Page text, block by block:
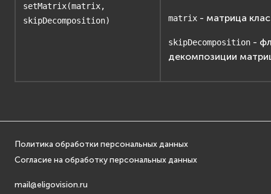
setMatrix(matrix,
skipDecomposition)
matrix - матрица
skipDecomposition -
декомпозиции
Политика обработки персональных данных
Согласие на обработку персональных данных
mail@eligovision.ru